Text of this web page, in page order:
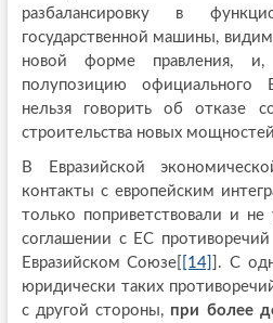
разбалансировку в
государственной машины,
новой форме правления, и,
полупозицию официального
нельзя говорить об отказе
строительства новых
В Евразийской
контакты с европейским
только поприветствовали и
соглашении с ЕС
Евразийском Союзе[
[14]
]. С
юридически таких
с другой стороны, при более